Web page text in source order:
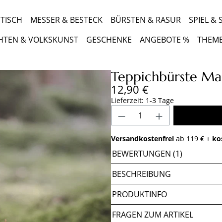
MESSER & BESTECK BÜRSTEN & RASUR
SPIEL &
& VOLKSKUNST
GESCHENKE ANGEBOTE %
Teppichbürste
Regulärer Preis:
12,90 €
Lieferzeit: 1-3 Tage
Produkt Anzahl:
Versandkostenfrei ab 119 € +
BEWERTUNGEN (1)
BESCHREIBUNG
PRODUKTINFO
FRAGEN ZUM ARTIKEL